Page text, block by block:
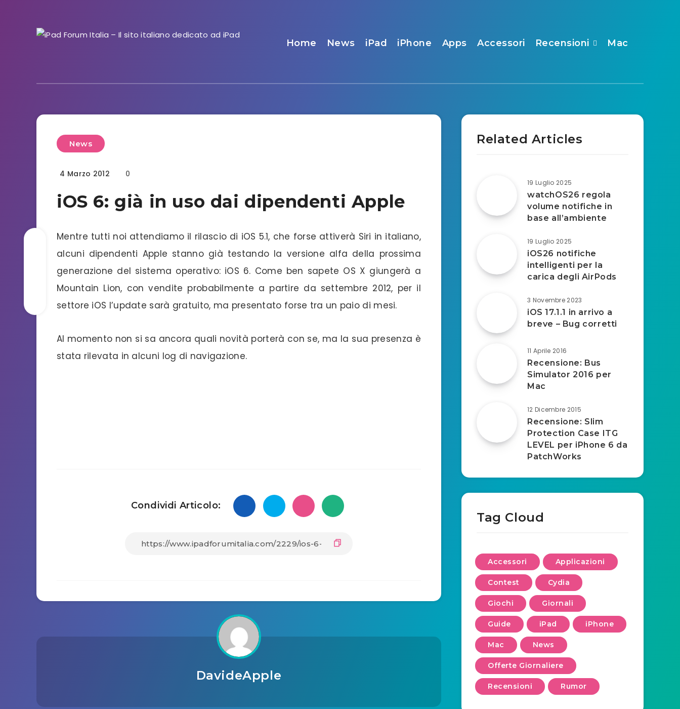
Home News iPad iPhone Apps Accessori Recensioni Mac
News
4 Marzo 2012 0
iOS 6: già in uso dai dipendenti Apple
Mentre tutti noi attendiamo il rilascio di iOS 5.1, che forse attiverà Siri in italiano,
alcuni dipendenti Apple stanno già testando la versione alfa della prossima
generazione del sistema operativo: iOS 6. Come ben sapete OS X giungerà a
Mountain Lion, con vendite probabilmente a partire da settembre 2012, per il
settore iOS l’update sarà gratuito, ma presentato forse tra un paio di mesi.
Al momento non si sa ancora quali novità porterà con se, ma la sua presenza è
stata rilevata in alcuni log di navigazione.
Condividi Articolo:
DavideApple
Related Articles
19 Luglio 2025
watchOS26 regola
volume notifiche in
base all’ambiente
19 Luglio 2025
iOS26 notifiche
intelligenti per la
carica degli AirPods
3 Novembre 2023
iOS 17.1.1 in arrivo a
breve – Bug corretti
11 Aprile 2016
Recensione: Bus
Simulator 2016 per
Mac
12 Dicembre 2015
Recensione: Slim
Protection Case ITG
LEVEL per iPhone 6 da
PatchWorks
Tag Cloud
Accessori Applicazioni
Contest Cydia
Giochi Giornali
Guide iPad iPhone
Mac News
Offerte Giornaliere
Recensioni Rumor